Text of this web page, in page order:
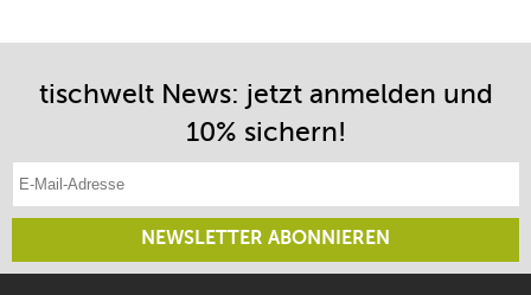
tischwelt News: jetzt anmelden und
10% sichern!
NEWSLETTER ABONNIEREN